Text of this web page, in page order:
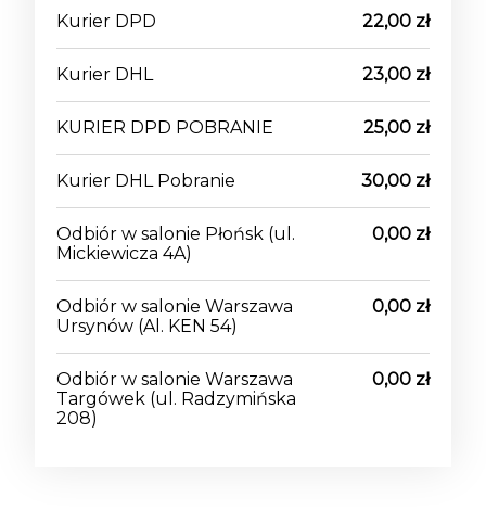
Kurier DPD 22,00 zł
Kurier DHL 23,00 zł
KURIER DPD POBRANIE 25,00 zł
Kurier DHL Pobranie 30,00 zł
Odbiór w salonie Płońsk (ul.
Mickiewicza 4A)
0,00 zł
Odbiór w salonie Warszawa
Ursynów (Al. KEN 54)
0,00 zł
Odbiór w salonie Warszawa
Targówek (ul. Radzymińska
208)
0,00 zł